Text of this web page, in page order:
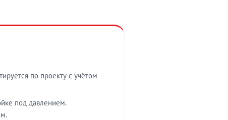
по проекту с учётом
под давлением.